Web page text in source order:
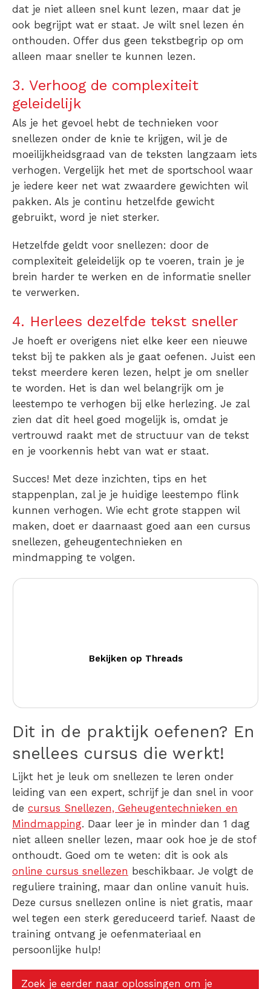
dat je niet alleen snel kunt lezen, maar dat je
ook begrijpt wat er staat. Je wilt snel lezen én
onthouden. Offer dus geen tekstbegrip op om
alleen maar sneller te kunnen lezen.
3. Verhoog de complexiteit
geleidelijk
Als je het gevoel hebt de technieken voor
snellezen onder de knie te krijgen, wil je de
moeilijkheidsgraad van de teksten langzaam iets
verhogen. Vergelijk het met de sportschool waar
je iedere keer net wat zwaardere gewichten wil
pakken. Als je continu hetzelfde gewicht
gebruikt, word je niet sterker.
Hetzelfde geldt voor snellezen: door de
complexiteit geleidelijk op te voeren, train je je
brein harder te werken en de informatie sneller
te verwerken.
4. Herlees dezelfde tekst sneller
Je hoeft er overigens niet elke keer een nieuwe
tekst bij te pakken als je gaat oefenen. Juist een
tekst meerdere keren lezen, helpt je om sneller
te worden. Het is dan wel belangrijk om je
leestempo te verhogen bij elke herlezing. Je zal
zien dat dit heel goed mogelijk is, omdat je
vertrouwd raakt met de structuur van de tekst
en je voorkennis hebt van wat er staat.
Succes! Met deze inzichten, tips en het
stappenplan, zal je je huidige leestempo flink
kunnen verhogen. Wie echt grote stappen wil
maken, doet er daarnaast goed aan een cursus
snellezen, geheugentechnieken en
mindmapping te volgen.
Bekijken op Threads
Dit in de praktijk oefenen? En
snellees cursus die werkt!
Lijkt het je leuk om snellezen te leren onder
leiding van een expert, schrijf je dan snel in voor
de cursus Snellezen, Geheugentechnieken en
Mindmapping. Daar leer je in minder dan 1 dag
niet alleen sneller lezen, maar ook hoe je de stof
onthoudt. Goed om te weten: dit is ook als
online cursus snellezen beschikbaar. Je volgt de
reguliere training, maar dan online vanuit huis.
Deze cursus snellezen online is niet gratis, maar
wel tegen een sterk gereduceerd tarief. Naast de
training ontvang je oefenmateriaal en
persoonlijke hulp!
Zoek je eerder naar oplossingen om je